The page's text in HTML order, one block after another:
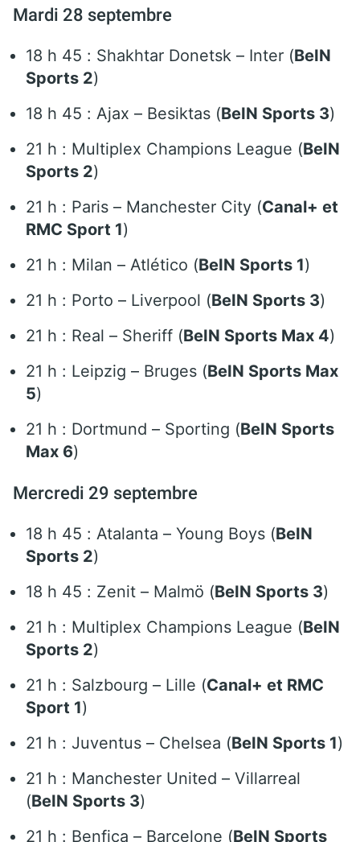
Mardi 28 septembre
18 h 45 : Shakhtar Donetsk – Inter (BeIN
Sports 2)
18 h 45 : Ajax – Besiktas (BeIN Sports 3)
21 h : Multiplex Champions League (BeIN
Sports 2)
21 h : Paris – Manchester City (Canal+ et
RMC Sport 1)
21 h : Milan – Atlético (BeIN Sports 1)
21 h : Porto – Liverpool (BeIN Sports 3)
21 h : Real – Sheriff (BeIN Sports Max 4)
21 h : Leipzig – Bruges (BeIN Sports Max
5)
21 h : Dortmund – Sporting (BeIN Sports
Max 6)
Mercredi 29 septembre
18 h 45 : Atalanta – Young Boys (BeIN
Sports 2)
18 h 45 : Zenit – Malmö (BeIN Sports 3)
21 h : Multiplex Champions League (BeIN
Sports 2)
21 h : Salzbourg – Lille (Canal+ et RMC
Sport 1)
21 h : Juventus – Chelsea (BeIN Sports 1)
21 h : Manchester United – Villarreal
(BeIN Sports 3)
21 h : Benfica – Barcelone (BeIN Sports